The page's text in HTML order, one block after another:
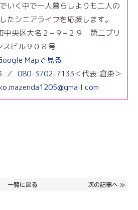
いく中で一人暮らしよりも二人の
たシニアライフを応援します。
央区大名２−９−２９ 第二プリ
スビル９０８号
Mapで見る
／ 080-3702-7133＜代表:倉掛＞
一覧に戻る 次の記事へ ≫